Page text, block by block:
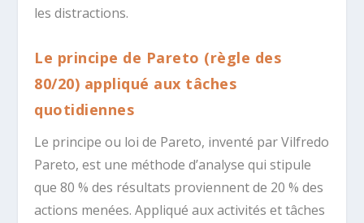
les distractions.
Le principe de Pareto (règle des
80/20) appliqué aux tâches
quotidiennes
Le principe ou loi de Pareto, inventé par Vilfredo
Pareto, est une méthode d’analyse qui stipule
que 80 % des résultats proviennent de 20 % des
actions menées. Appliqué aux activités et tâches